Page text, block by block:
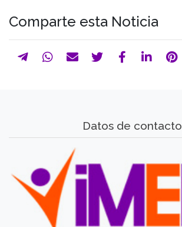
Comparte esta Noticia
Datos de contacto